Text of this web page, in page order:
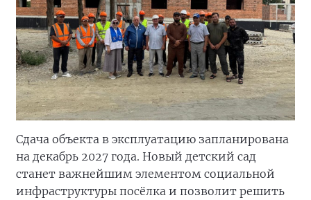
Сдача объекта в эксплуатацию запланирована
на декабрь 2027 года. Новый детский сад
станет важнейшим элементом социальной
инфраструктуры посёлка и позволит решить